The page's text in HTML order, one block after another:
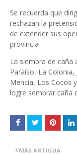
Se recuerda que
rechazan la
de extender sus
provincia
La siembra de caña
Paraíso, La Colonia,
Mencía, Los Cocos
logre sembrar caña
MÁS ANTIGUA